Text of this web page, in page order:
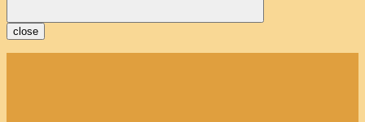
close